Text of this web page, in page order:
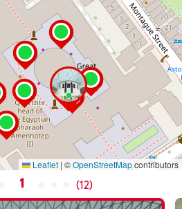
Leaflet | ©OpenStreetMapcontributors
1 (12)